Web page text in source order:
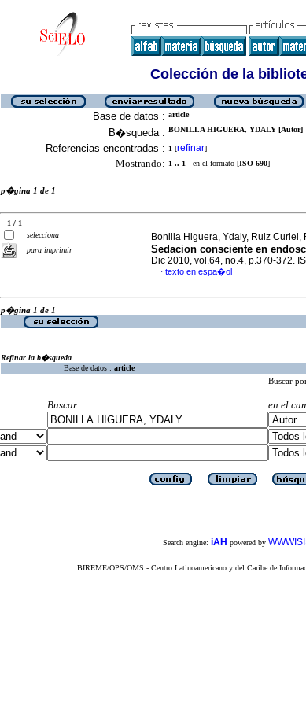
Colección de la
Base de datos : article
B�squeda : BONILLA HIGUERA, YDALY [Autor]
Referencias encontradas : 1 [refinar]
Mostrando: 1 .. 1 en el formato [ISO 690]
p�gina 1 de 1
1 / 1
selecciona
para imprimir
Bonilla Higuera, Ydaly, Ruiz
Sedacion consciente en
Dic 2010, vol.64, no.4, p.370-372.
· texto en espa�ol
p�gina 1 de 1
Refinar la b�squeda
Base de datos : article
Buscar
Buscar
en el
Search engine: iAH powered by
BIREME/OPS/OMS - Centro Latinoamericano y del Caribe de